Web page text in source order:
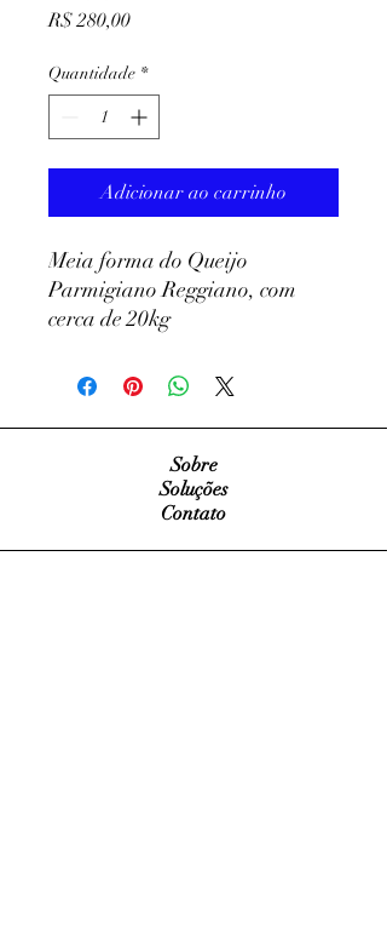
R$ 280,00Preço
Quantidade *
Adicionar ao carrinho
Meia forma do Queijo
Parmigiano Reggiano, com
cerca de 20kg
Sobre
Soluções
Contato